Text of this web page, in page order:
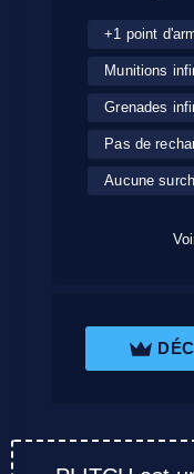
+1 point
Munitions
Grenades
Pas de
Aucune